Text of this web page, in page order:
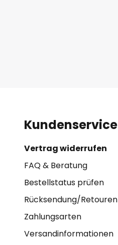
Kundenservice
Vertrag widerrufen
FAQ & Beratung
Bestellstatus prüfen
Rücksendung/Retouren
Zahlungsarten
Versandinformationen